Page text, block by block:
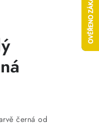
černá od